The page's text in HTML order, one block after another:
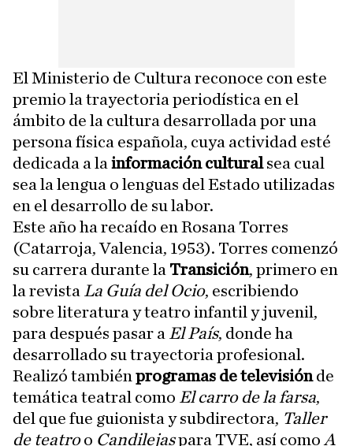
El Ministerio de Cultura reconoce con este
premio la trayectoria periodística en el
ámbito de la cultura desarrollada por una
persona física española, cuya actividad esté
dedicada a la información culturalsea cual
sea la lengua o lenguas del Estado utilizadas
en el desarrollo de su labor.
Este año ha recaído en Rosana Torres
(Catarroja, Valencia, 1953). Torres comenzó
su carrera durante la Transición, primero en
la revista La Guía del Ocio, escribiendo
sobre literatura y teatro infantil y juvenil,
para después pasar a El País, donde ha
desarrollado su trayectoria profesional.
Realizó también programas de televisiónde
temática teatral como El carro de la farsa,
del que fue guionista y subdirectora, Taller
de teatroo Candilejaspara TVE, así como A